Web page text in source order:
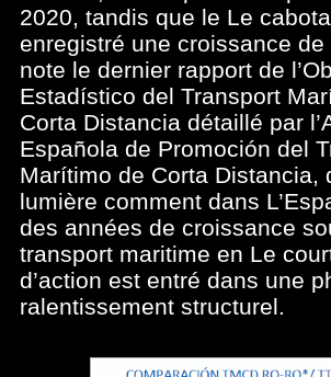
2020, tandis que le Le
enregistré une croissance de
note le dernier rapport de
Estadístico del Transport
Corta Distancia détaillé par
Española de Promoción del
Marítimo de Corta Distancia,
lumière comment dans
des années de croissance
transport maritime en Le
d’action est entré dans une
ralentissement structurel.